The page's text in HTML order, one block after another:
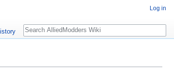
Log in
Search